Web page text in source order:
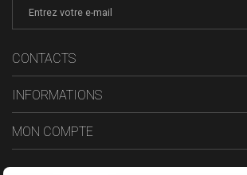
CONTACTS
INFORMATIONS
MON COMPTE